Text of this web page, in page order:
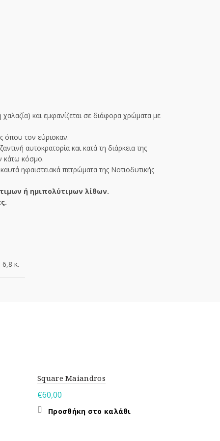
και εμφανίζεται σε διάφορα χρώματα με
όπου τον εύρισκαν.
αυτοκρατορία και κατά τη διάρκεια της
κάτω κόσμο.
ηφαιστειακά πετρώματα της Νοτιοδυτικής
ή ημιπολύτιμων λίθων.
6,8 κ.
Square Maiandros
€60,00
Προσθήκη στο καλάθι